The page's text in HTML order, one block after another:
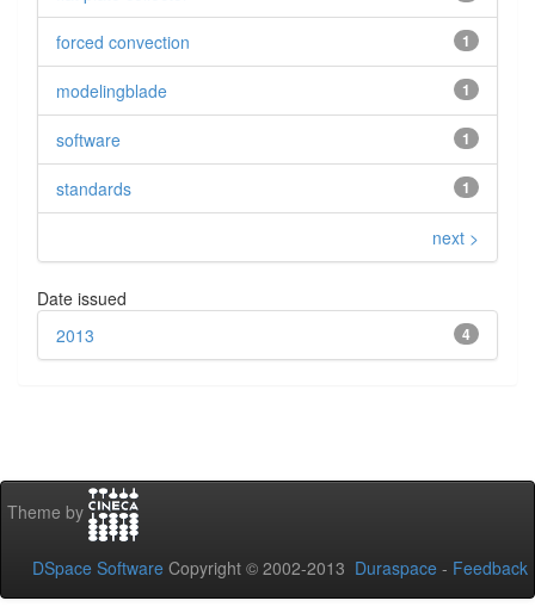
1
forced convection
1
modelingblade
1
software
1
standards
next >
Date issued
4
2013
Theme by
DSpace Software Copyright © 2002-2013 Duraspace - Feedback